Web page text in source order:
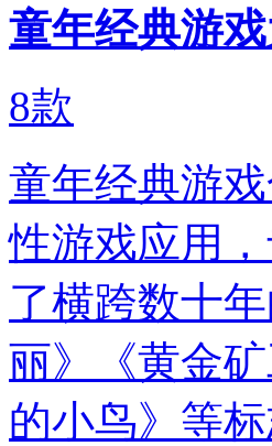
童年经典游
8款
童年经典游
性游戏应用
了横跨数十
丽》《黄金
的小鸟》等